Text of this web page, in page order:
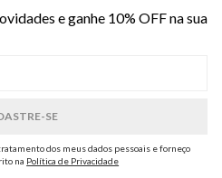
e ganhe 10% OFF na sua
dos meus dados pessoais e forneço
na Política de Privacidade